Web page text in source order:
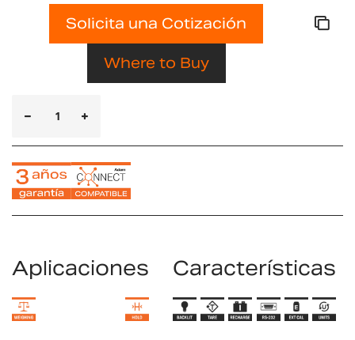
Solicita una Cotización
Where to Buy
Aplicaciones Características